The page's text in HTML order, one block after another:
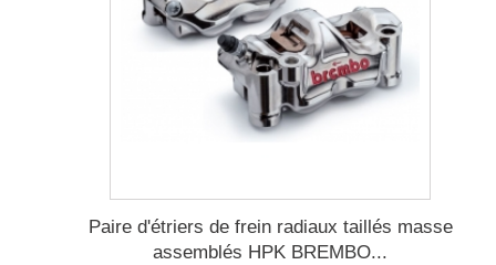
Paire d'étriers de frein radiaux taillés masse
assemblés HPK BREMBO...